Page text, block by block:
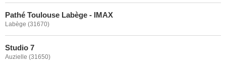
Pathé Toulouse Labège - IMAX
Labège (31670)
Studio 7
Auzielle (31650)